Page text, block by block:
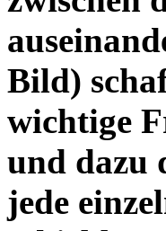
Bild)
wichtige
und dazu
jede